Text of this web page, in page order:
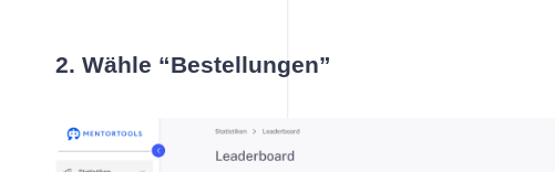
2. Wähle “Bestellungen”